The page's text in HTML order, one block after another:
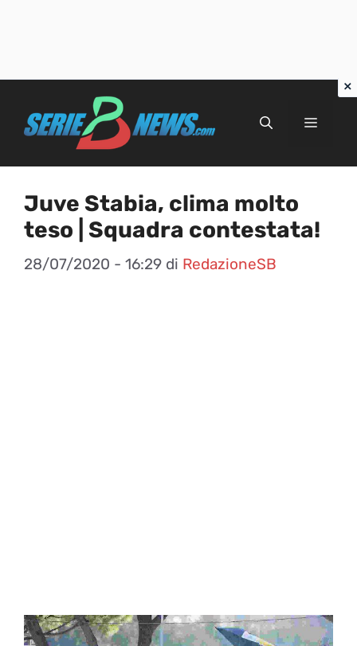
Menu
Juve Stabia, clima molto
teso | Squadra contestata!
28/07/2020 - 16:29 di RedazioneSB